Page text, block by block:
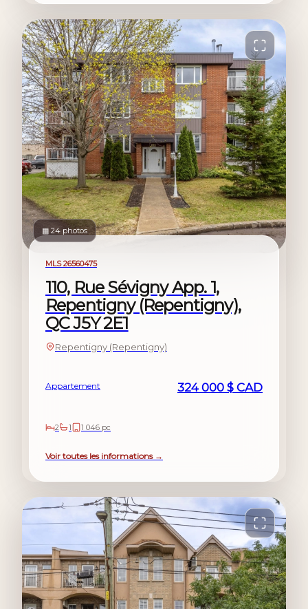
À vendre
▦ 24 photos
MLS 26560475
110, Rue Sévigny App. 1,
Repentigny (Repentigny),
QC J5Y 2E1
Repentigny (Repentigny)
Appartement 324 000 $ CAD
2 1 1 046 pc
Voir toutes les informations →